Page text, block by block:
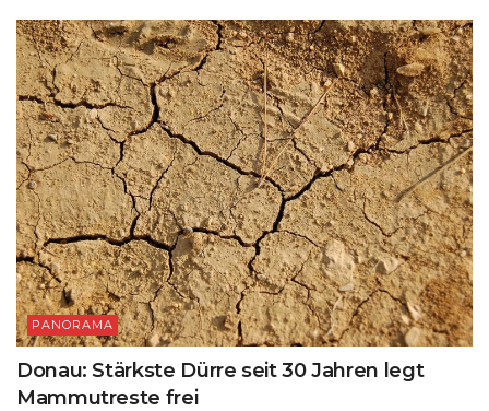
PANORAMA
Donau: Stärkste Dürre seit 30 Jahren legt
Mammutreste frei